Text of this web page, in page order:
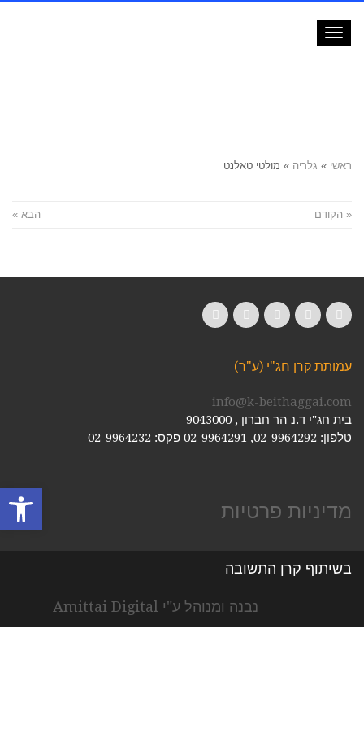
תפריט
ראשי » גלריה » מולטי טאלנט
« הקודם הבא »
עמותת קרן חג"י (ע"ר)
info@k-beithaggai.com
בית חג"י ד.נ הר חברון , 9043000
טלפון: 02-9964292, 02-9964291
פקס: 02-9964232
מדיניות פרטיות
בשיתוף קרן התשובה
נבנה ומנוהל ע"י Amittai Digital
פתח